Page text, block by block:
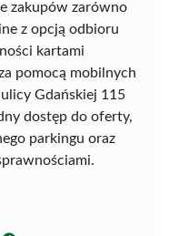
zakupów zarówno
z opcją odbioru
kartami
pomocą mobilnych
Gdańskiej 115
dostęp do oferty,
parkingu oraz